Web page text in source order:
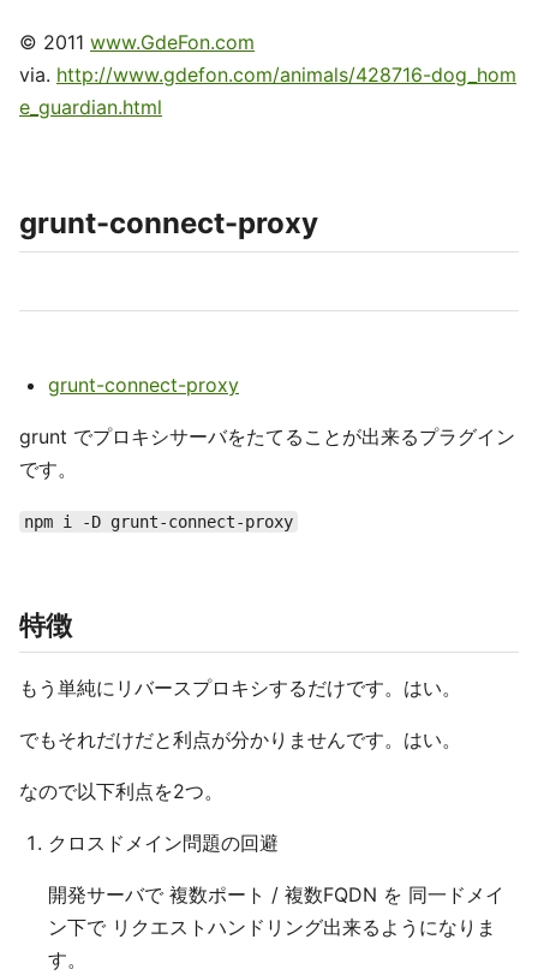
© 2011 www.GdeFon.com
via. http://www.gdefon.com/animals/428716-dog_hom
e_guardian.html
grunt-connect-proxy
grunt-connect-proxy
grunt でプロキシサーバをたてることが出来るプラグイン
です。
npm i -D grunt-connect-proxy
特徴
もう単純にリバースプロキシするだけです。はい。
でもそれだけだと利点が分かりませんです。はい。
なので以下利点を2つ。
クロスドメイン問題の回避
開発サーバで 複数ポート / 複数FQDN を 同一ドメイ
ン下で リクエストハンドリング出来るようになりま
す。